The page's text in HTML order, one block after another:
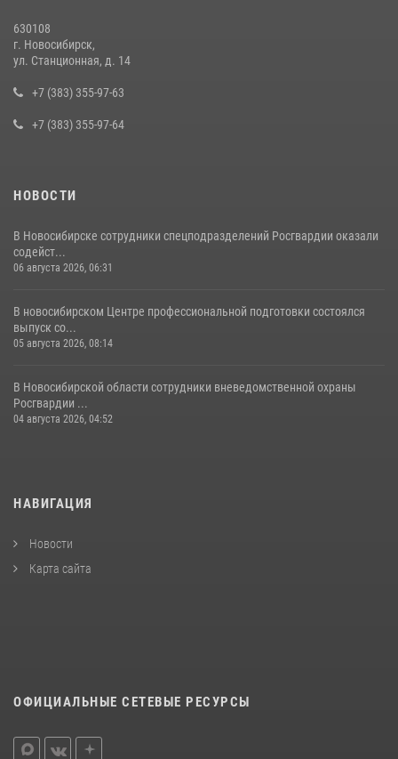
При силовой поддержке бойцов ОМОН и СОБР Росгвардии
в сфере страхования
29 июля 2026, 05:19
630108
г. Новосибирск,
ул. Станционная, д. 14
+7 (383) 355-97-63
+7 (383) 355-97-64
НОВОСТИ
В Новосибирске сотрудники спецподразделений Росгвардии оказали
содейст...
06 августа 2026, 06:31
В новосибирском Центре профессиональной подготовки состоялся
выпуск со...
05 августа 2026, 08:14
В Новосибирской области сотрудники вневедомственной охраны
Росгвардии ...
04 августа 2026, 04:52
НАВИГАЦИЯ
Новости
Карта сайта
ОФИЦИАЛЬНЫЕ СЕТЕВЫЕ РЕСУРСЫ